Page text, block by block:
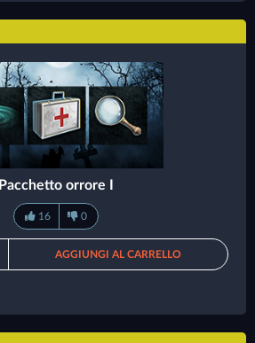
Pacchetto orrore I
16 0
AGGIUNGI AL CARRELLO